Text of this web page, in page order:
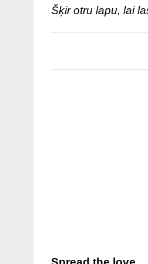
Šķir otru lapu, lai